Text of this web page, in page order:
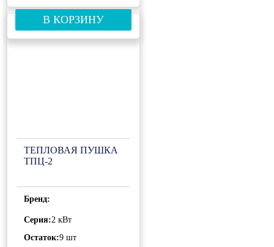
В КОРЗИНУ
ТЕПЛОВАЯ ПУШКА
ТПЦ-2
Бренд:
Серия:2 кВт
Остаток:9 шт